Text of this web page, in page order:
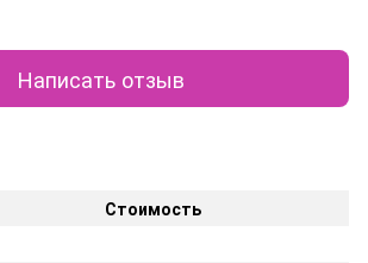
Написать отзыв
Стоимость